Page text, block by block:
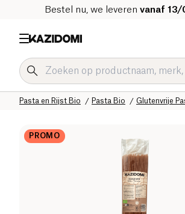
Bestel nu, we leveren vanaf
Glutenvrije
Pasta Bio
Pasta en Rijst Bio
Zoute Kruidenierswaren Bio
Home
PROMO